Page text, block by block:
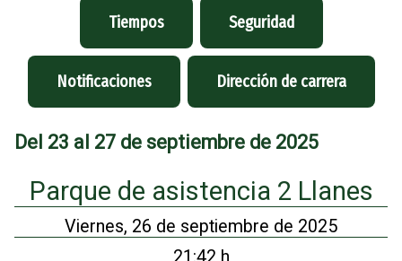
Tiempos Seguridad
Notificaciones Dirección de carrera
Del 23 al 27 de septiembre de 2025
Parque de asistencia 2 Llanes
Viernes, 26 de septiembre de 2025
21:42 h